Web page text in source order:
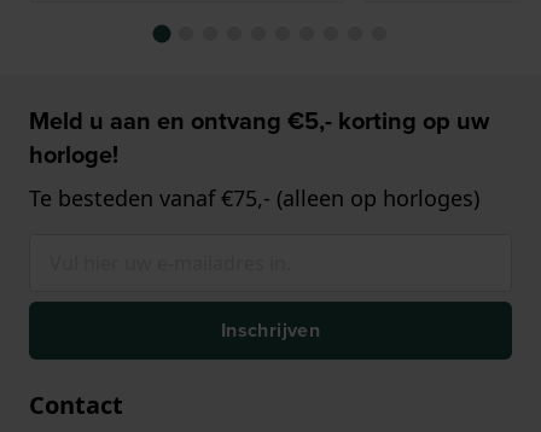
Meld u aan en ontvang €5,- korting op uw
horloge!
Te besteden vanaf €75,- (alleen op horloges)
Inschrijven
Contact